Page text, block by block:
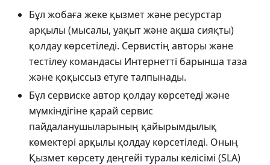
Бұл жобаға жеке қызмет және ресурстар
арқылы (мысалы, уақыт және ақша сияқты)
қолдау көрсетіледі. Сервистің авторы және
тестілеу командасы Интернетті барынша таза
және қоқыссыз етуге талпынады.
Бұл сервиске автор қолдау көрсетеді және
мүмкіндігіне қарай сервис
пайдаланушыларының қайырымдылық
көмектері арқылы қолдау көрсетіледі. Оның
Қызмет көрсету деңгейі туралы келісімі (SLA)